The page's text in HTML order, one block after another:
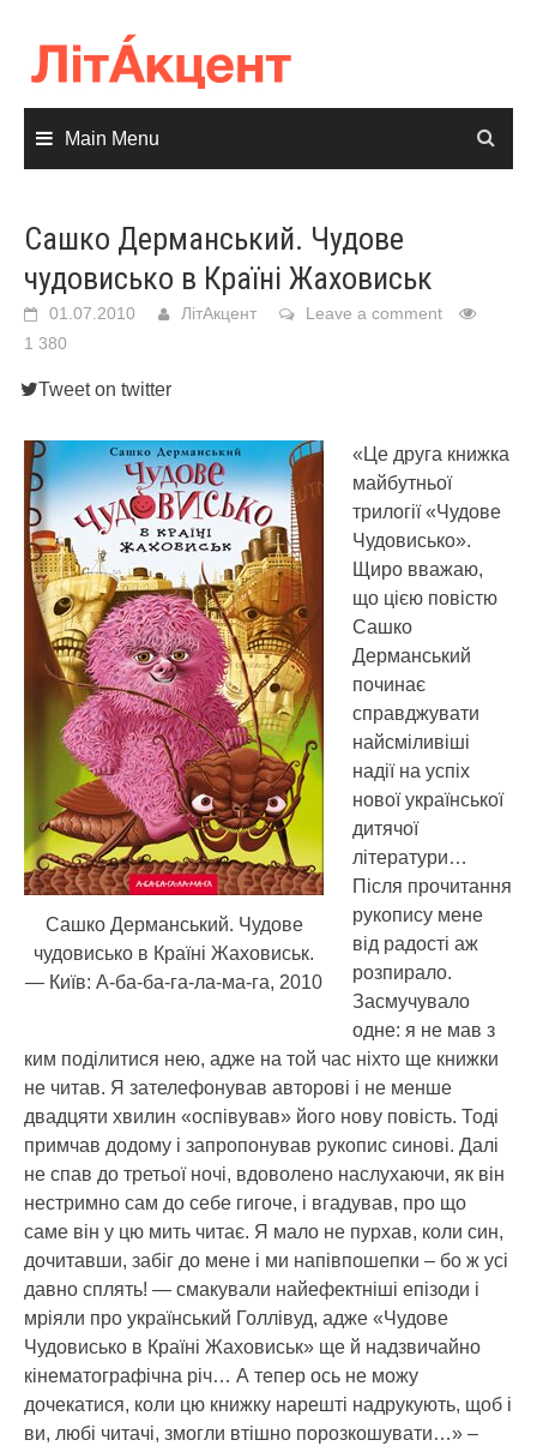
content
Main Menu
Сашко Дерманський. Чудове
чудовисько в Країні Жаховиськ
01.07.2010 ЛітАкцент
Leave a comment
1 380
Tweet on twitter
Сашко Дерманський. Чудове
чудовисько в Країні Жаховиськ.
— Київ: А-ба-ба-га-ла-ма-га, 2010
«Це друга книжка
майбутньої
трилогії «Чудове
Чудовисько».
Щиро вважаю,
що цією повістю
Сашко
Дерманський
починає
справджувати
найсміливіші
надії на успіх
нової української
дитячої
літератури…
Після прочитання
рукопису мене
від радості аж
розпирало.
Засмучувало
одне: я не мав з
ким поділитися нею, адже на той час ніхто ще книжки
не читав. Я зателефонував авторові і не менше
двадцяти хвилин «оспівував» його нову повість. Тоді
примчав додому і запропонував рукопис синові. Далі
не спав до третьої ночі, вдоволено наслухаючи, як він
нестримно сам до себе гигоче, і вгадував, про що
саме він у цю мить читає. Я мало не пурхав, коли син,
дочитавши, забіг до мене і ми напівпошепки – бо ж усі
давно сплять! — смакували найефектніші епізоди і
мріяли про український Голлівуд, адже «Чудове
Чудовисько в Країні Жаховиськ» ще й надзвичайно
кінематографічна річ… А тепер ось не можу
дочекатися, коли цю книжку нарешті надрукують, щоб і
ви, любі читачі, змогли втішно порозкошувати…» –